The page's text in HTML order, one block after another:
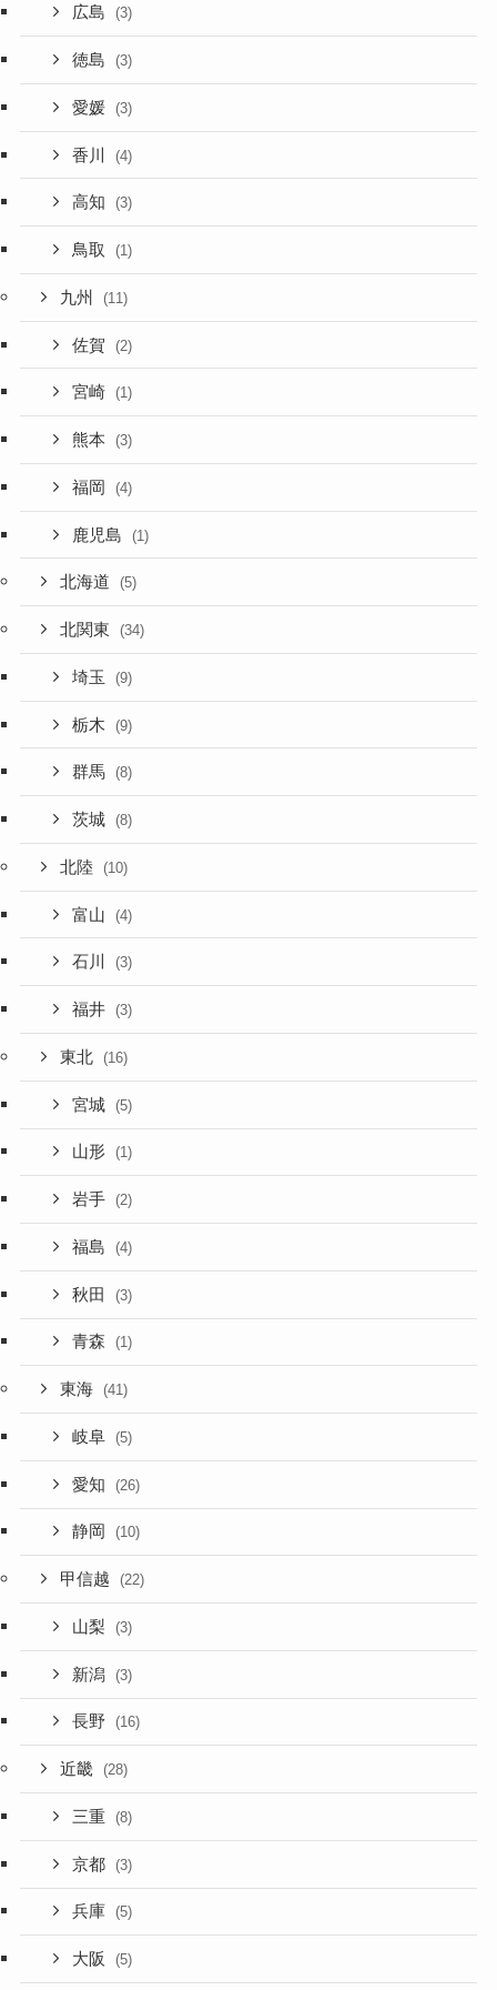
広島 (3)
徳島 (3)
愛媛 (3)
香川 (4)
高知 (3)
鳥取 (1)
九州 (11)
佐賀 (2)
宮崎 (1)
熊本 (3)
福岡 (4)
鹿児島 (1)
北海道 (5)
北関東 (34)
埼玉 (9)
栃木 (9)
群馬 (8)
茨城 (8)
北陸 (10)
富山 (4)
石川 (3)
福井 (3)
東北 (16)
宮城 (5)
山形 (1)
岩手 (2)
福島 (4)
秋田 (3)
青森 (1)
東海 (41)
岐阜 (5)
愛知 (26)
静岡 (10)
甲信越 (22)
山梨 (3)
新潟 (3)
長野 (16)
近畿 (28)
三重 (8)
京都 (3)
兵庫 (5)
大阪 (5)